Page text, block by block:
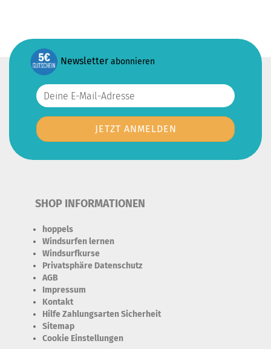
Newsletter abonnieren
SHOP INFORMATIONEN
hoppels
Windsurfen lernen
Windsurfkurse
Privatsphäre Datenschutz
AGB
Impressum
Kontakt
Hilfe Zahlungsarten Sicherheit
Sitemap
Cookie Einstellungen